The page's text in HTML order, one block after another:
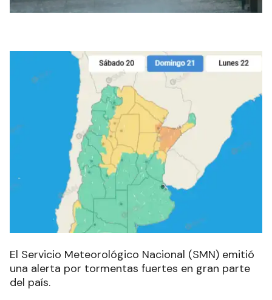
El Servicio Meteorológico Nacional (SMN) emitió
una alerta por tormentas fuertes en gran parte
del país.